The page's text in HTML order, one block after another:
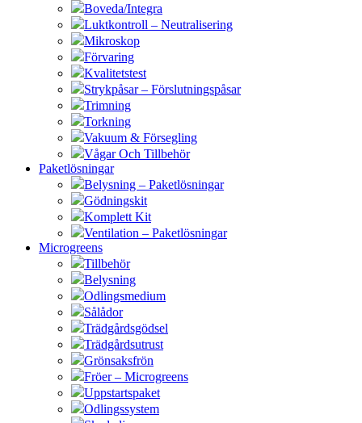
Boveda/Integra
Luktkontroll – Neutralisering
Mikroskop
Förvaring
Kvalitetstest
Strykpåsar – Förslutningspåsar
Trimning
Torkning
Vakuum & Försegling
Vågar Och Tillbehör
Paketlösningar
Belysning – Paketlösningar
Gödningskit
Komplett Kit
Ventilation – Paketlösningar
Microgreens
Tillbehör
Belysning
Odlingsmedium
Sålådor
Trädgårdsgödsel
Trädgårdsutrust
Grönsaksfrön
Fröer – Microgreens
Uppstartspaket
Odlingssystem